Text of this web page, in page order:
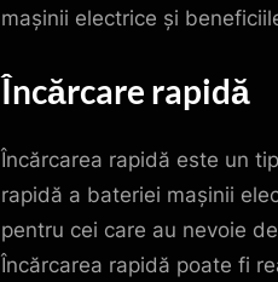
mașinii electrice și
Încărcare rapidă
Încărcarea rapidă este un
rapidă a bateriei mașinii
pentru cei care au nevoie
Încărcarea rapidă poate fi